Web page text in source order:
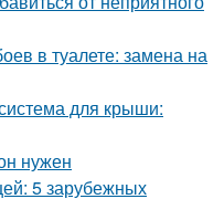
в туалете: замена на
для крыши:
нужен
5 зарубежных